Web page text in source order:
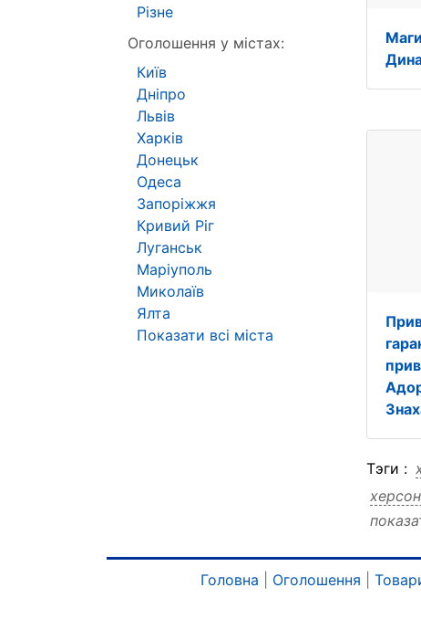
Тэги :
Різне
Оголошення у містах:
Київ
Дніпро
Львів
Харків
Донецьк
Одеса
Запоріжжя
Кривий Ріг
Луганськ
Маріуполь
Миколаїв
Ялта
Показати всі міста
Головна Оголошення